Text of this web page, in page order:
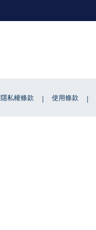
隱私權條款 使用條款